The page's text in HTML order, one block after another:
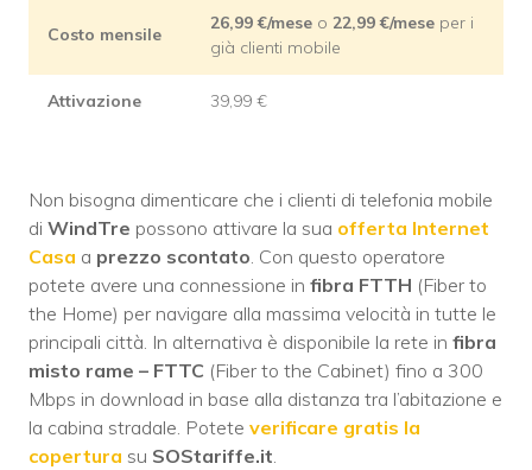
Costo mensile
26,99 €/mese o 22,99 €/mese per i
già clienti mobile
Attivazione 39,99 €
Non bisogna dimenticare che i clienti di telefonia mobile
di WindTre possono attivare la sua offerta Internet
Casa a prezzo scontato . Con questo operatore
potete avere una connessione in fibra FTTH (Fiber to
the Home) per navigare alla massima velocità in tutte le
principali città. In alternativa è disponibile la rete in fibra
misto rame – FTTC (Fiber to the Cabinet) fino a 300
Mbps in download in base alla distanza tra l’abitazione e
la cabina stradale. Potete verificare gratis la
copertura su SOStariffe.it